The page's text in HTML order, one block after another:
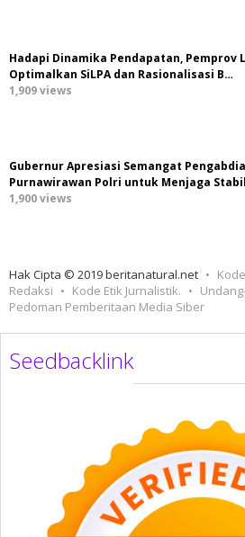
Hadapi Dinamika Pendapatan, Pemprov
Optimalkan SiLPA dan Rasionalisasi B…
1,909 views
Gubernur Apresiasi Semangat
Purnawirawan Polri untuk Menjaga
1,900 views
Hak Cipta © 2019 beritanatural.net
Redaksi
Kode Etik Jurnalistik.
Pedoman Pemberitaan Media Siber
Seedbacklink